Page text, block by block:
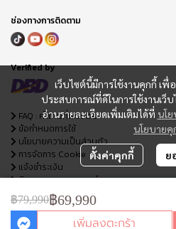
฿79,990฿69,990
เพิ่มลงตะกร้า
เว็บไซต์นี้มีการใช้งานคุกกี้ เ
ประสบการณ์ที่ดีในการใช้งานเว็
อ่านรายละเอียดเพิ่มเติมได้ที่ นโ
นโยบายคุ
ตั้งค่าคุกกี้ ย
ช่องทางการติดตาม
Verified by
FAQ : คำถามที่พบบ่อย
ข้อกำหนดการใช้
นโยบายความเป็นส่วนตัว
การจัดการ Cookie
แจ้งชำระเงิน
ติดตามสถานะออเดอร์
ใบเสนอราคา